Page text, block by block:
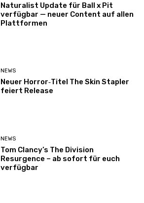
Naturalist Update für Ball x Pit
verfügbar — neuer Content auf allen
Plattformen
NEWS
Neuer Horror‑Titel The Skin Stapler
feiert Release
NEWS
Tom Clancy’s The Division
Resurgence – ab sofort für euch
verfügbar